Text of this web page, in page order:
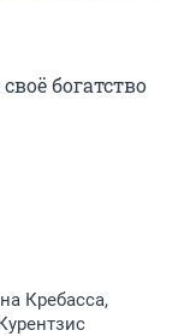
богатство
Кребасса,